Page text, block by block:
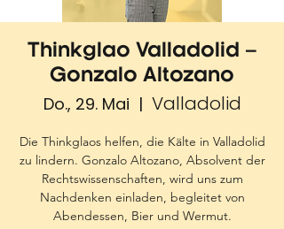
Thinkglao Valladolid –
Gonzalo Altozano
Do., 29. Mai
  |
Valladolid
Die Thinkglaos helfen, die Kälte in Valladolid
zu lindern. Gonzalo Altozano, Absolvent der
Rechtswissenschaften, wird uns zum
Nachdenken einladen, begleitet von
Abendessen, Bier und Wermut.